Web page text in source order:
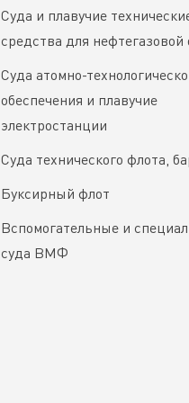
Суда и плавучие
средства для нефтегазовой
Суда атомно-
обеспечения и плавучие
электростанции
Суда технического флота,
Буксирный флот
Вспомогательные и
суда ВМФ